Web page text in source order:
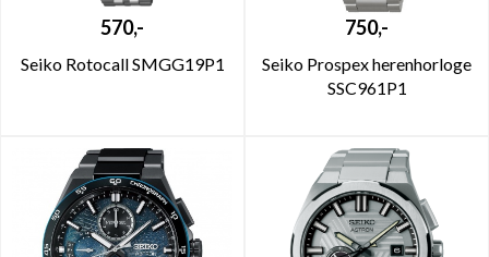
570,-
Seiko Rotocall SMGG19P1
750,-
Seiko Prospex herenhorloge
SSC961P1